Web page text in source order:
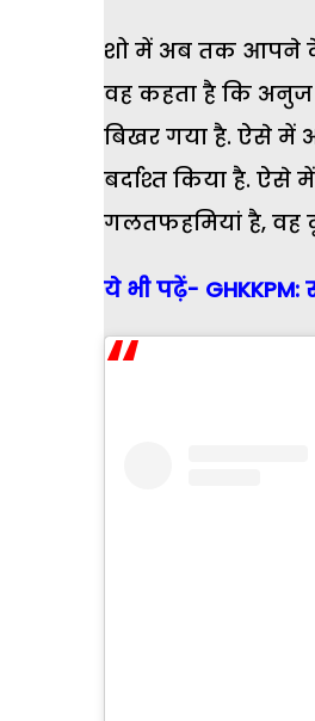
शो में अब तक आपने
वह कहता है कि अनुज
बिखर गया है. ऐसे में
बर्दाश्त किया है.
गलतफहमियां है, वह
ये भी पढ़ें-